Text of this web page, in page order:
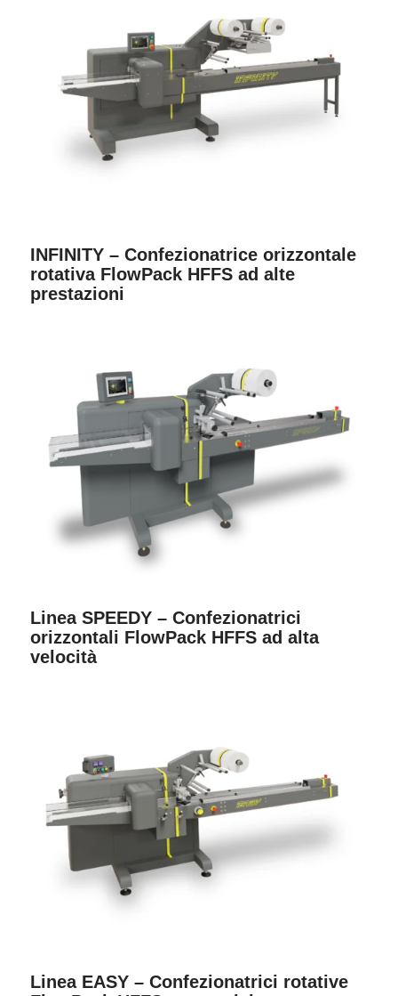
INFINITY – Confezionatrice orizzontale
rotativa FlowPack HFFS ad alte
prestazioni
Linea SPEEDY – Confezionatrici
orizzontali FlowPack HFFS ad alta
velocità
Linea EASY – Confezionatrici rotative